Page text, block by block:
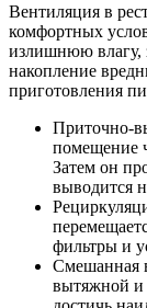
Вентиляция в
комфортных
излишнюю влагу,
накопление
приготовления
Приточно-
помещение
Затем он
выводится
фильтры и
Смешанная
вытяжной и